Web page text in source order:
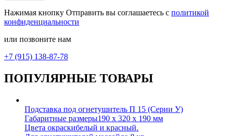
Нажимая кнопку Отправить вы соглашаетесь с политикой
конфиденциальности
или позвоните нам
+7 (915) 138-87-78
ПОПУЛЯРНЫЕ ТОВАРЫ
Подставка под огнетушитель П 15 (Серии У)
Габаритные размеры190 х 320 х 190 мм
Цвета окраскибелый и красный.